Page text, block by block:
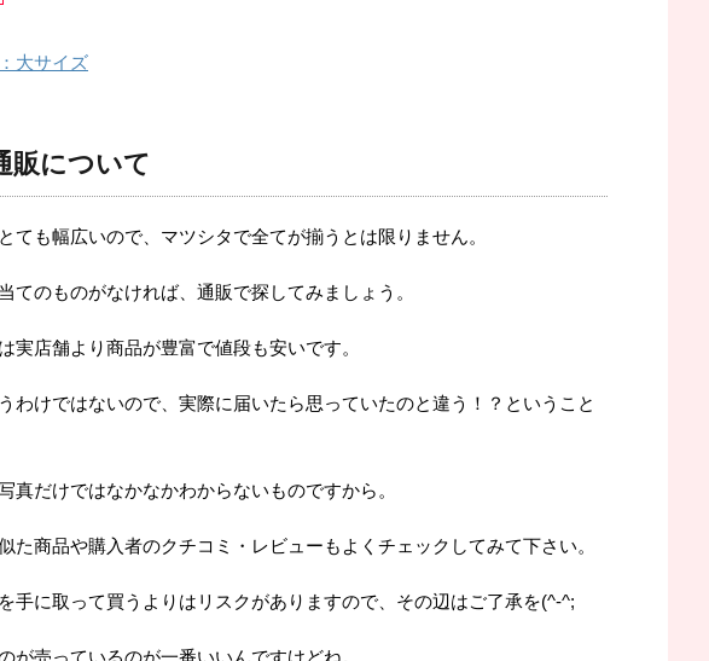
大サイズ
販について
ても幅広いので、マツシタで全てが揃うとは限りません。
てのものがなければ、通販で探してみましょう。
実店舗より商品が豊富で値段も安いです。
わけではないので、実際に届いたら思っていたのと違う！？ということ
真だけではなかなかわからないものですから。
た商品や購入者のクチコミ・レビューもよくチェックしてみて下さい。
手に取って買うよりはリスクがありますので、その辺はご了承を(^-^;
が売っているのが一番いいんですけどね。